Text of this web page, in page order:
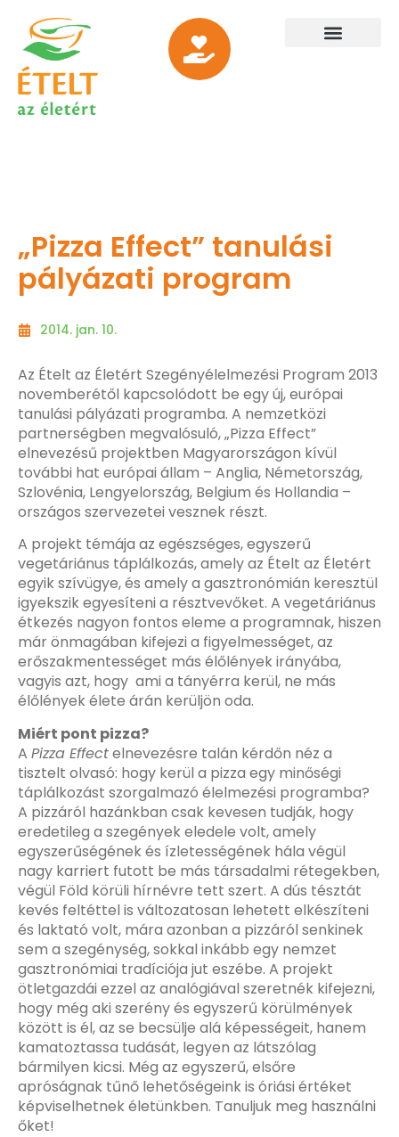
„Pizza Effect” tanulási
pályázati program
2014. jan. 10.
Az Ételt az Életért Szegényélelmezési Program 2013
novemberétől kapcsolódott be egy új, európai
tanulási pályázati programba. A nemzetközi
partnerségben megvalósuló, „Pizza Effect”
elnevezésű projektben Magyarországon kívül
további hat európai állam – Anglia, Németország,
Szlovénia, Lengyelország, Belgium és Hollandia –
országos szervezetei vesznek részt.
A projekt témája az egészséges, egyszerű
vegetáriánus táplálkozás, amely az Ételt az Életért
egyik szívügye, és amely a gasztronómián keresztül
igyekszik egyesíteni a résztvevőket. A vegetáriánus
étkezés nagyon fontos eleme a programnak, hiszen
már önmagában kifejezi a figyelmességet, az
erőszakmentességet más élőlények irányába,
vagyis azt, hogy ami a tányérra kerül, ne más
élőlények élete árán kerüljön oda.
Miért pont pizza?
A Pizza Effectelnevezésre talán kérdőn néz a
tisztelt olvasó: hogy kerül a pizza egy minőségi
táplálkozást szorgalmazó élelmezési programba?
A pizzáról hazánkban csak kevesen tudják, hogy
eredetileg a szegények eledele volt, amely
egyszerűségének és ízletességének hála végül
nagy karriert futott be más társadalmi rétegekben,
végül Föld körüli hírnévre tett szert. A dús tésztát
kevés feltéttel is változatosan lehetett elkészíteni
és laktató volt, mára azonban a pizzáról senkinek
sem a szegénység, sokkal inkább egy nemzet
gasztronómiai tradíciója jut eszébe. A projekt
ötletgazdái ezzel az analógiával szeretnék kifejezni,
hogy még aki szerény és egyszerű körülmények
között is él, az se becsülje alá képességeit, hanem
kamatoztassa tudását, legyen az látszólag
bármilyen kicsi. Még az egyszerű, elsőre
apróságnak tűnő lehetőségeink is óriási értéket
képviselhetnek életünkben. Tanuljuk meg használni
őket!